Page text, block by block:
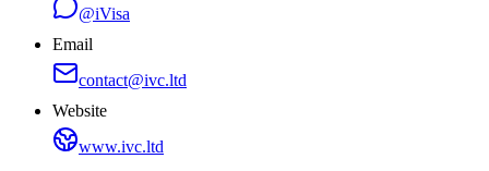
@iVisa
Email
contact@ivc.ltd
Website
www.ivc.ltd